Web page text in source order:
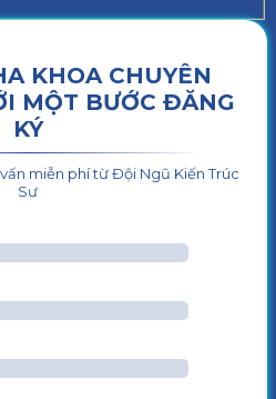
KHOA CHUYÊN
MỘT BƯỚC ĐĂNG
KÝ
miễn phí từ Đội Ngũ Kiến Trúc
Sư